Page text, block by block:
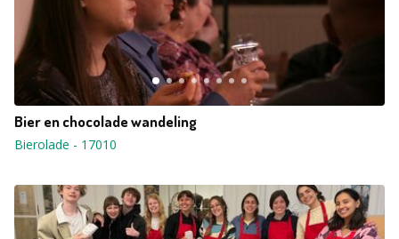
Bier en chocolade wandeling
Bierolade - 17010